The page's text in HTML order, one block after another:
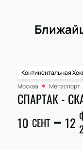
Континентальная
Москва
Мегаспорт
СПАРТАК -
10 СЕНТ 12